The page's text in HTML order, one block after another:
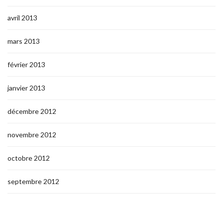
avril 2013
mars 2013
février 2013
janvier 2013
décembre 2012
novembre 2012
octobre 2012
septembre 2012